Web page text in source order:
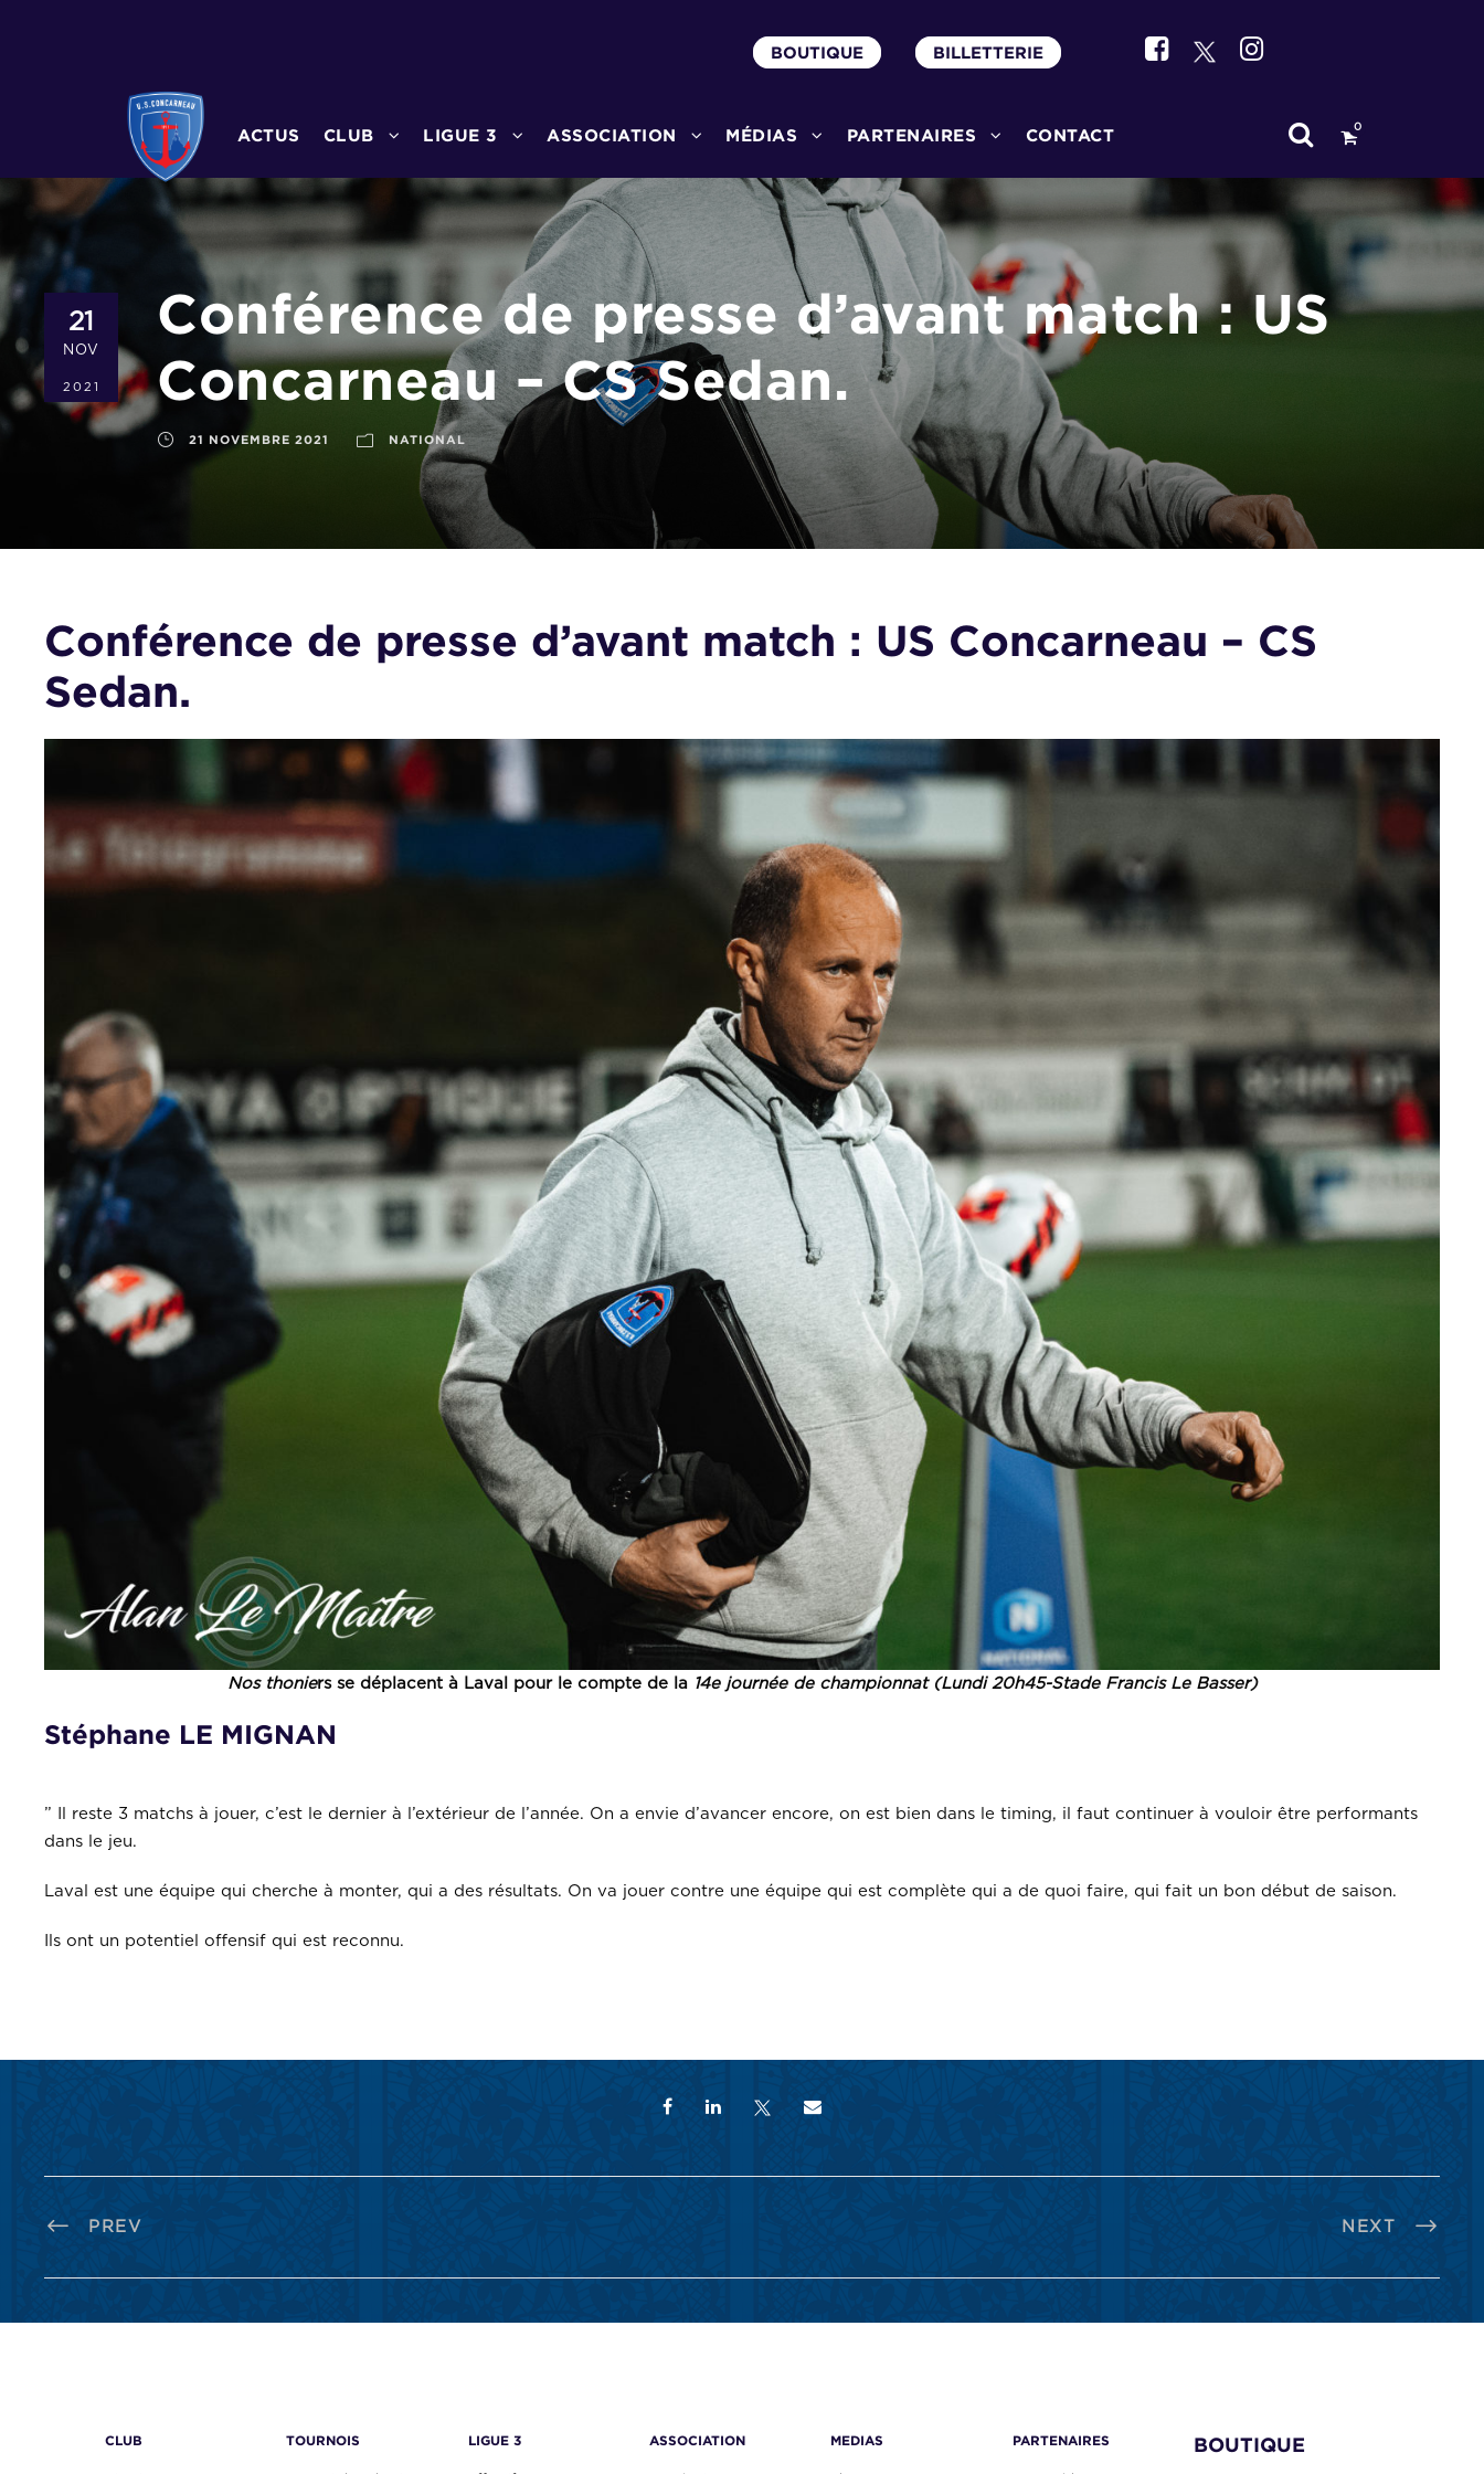
BOUTIQUE BILLETTERIE
ACTUS CLUB LIGUE 3 ASSOCIATION MÉDIAS PARTENAIRES CONTACT 0
21
NOV
2021
Conférence de presse d’avant match : US
Concarneau – CS Sedan.
21 NOVEMBRE 2021 NATIONAL
Conférence de presse d’avant match : US Concarneau – CS
Sedan.
Nos thoniers se déplacent à Laval pour le compte de la14e journée de championnat (Lundi 20h45-Stade Francis Le Basser)
Stéphane LE MIGNAN
” Il reste 3 matchs à jouer, c’est le dernier à l’extérieur de l’année. On a envie d’avancer encore, on est bien dans le timing, il faut continuer à vouloir être performants
dans le jeu.
Laval est une équipe qui cherche à monter, qui a des résultats. On va jouer contre une équipe qui est complète qui a de quoi faire, qui fait un bon début de saison.
Ils ont un potentiel offensif qui est reconnu.
PREV NEXT
CLUB TOURNOIS LIGUE 3 ASSOCIATION MEDIAS PARTENAIRES
BOUTIQUE